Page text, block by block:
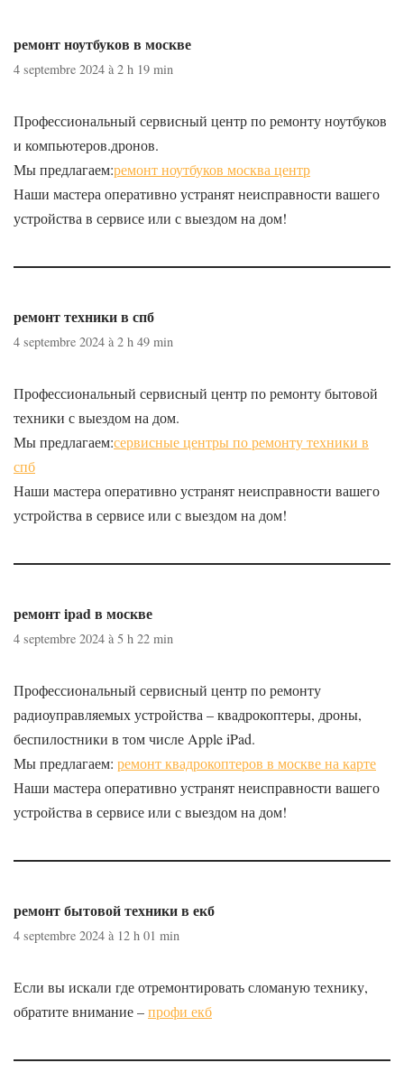
ремонт ноутбуков в москве
4 septembre 2024 à 2 h 19 min
Профессиональный сервисный центр по ремонту ноутбуков
и компьютеров.дронов.
Мы предлагаем:ремонт ноутбуков москва центр
Наши мастера оперативно устранят неисправности вашего
устройства в сервисе или с выездом на дом!
ремонт техники в спб
4 septembre 2024 à 2 h 49 min
Профессиональный сервисный центр по ремонту бытовой
техники с выездом на дом.
Мы предлагаем:сервисные центры по ремонту техники в
спб
Наши мастера оперативно устранят неисправности вашего
устройства в сервисе или с выездом на дом!
ремонт ipad в москве
4 septembre 2024 à 5 h 22 min
Профессиональный сервисный центр по ремонту
радиоуправляемых устройства – квадрокоптеры, дроны,
беспилостники в том числе Apple iPad.
Мы предлагаем: ремонт квадрокоптеров в москве на карте
Наши мастера оперативно устранят неисправности вашего
устройства в сервисе или с выездом на дом!
ремонт бытовой техники в екб
4 septembre 2024 à 12 h 01 min
Если вы искали где отремонтировать сломаную технику,
обратите внимание –профи екб